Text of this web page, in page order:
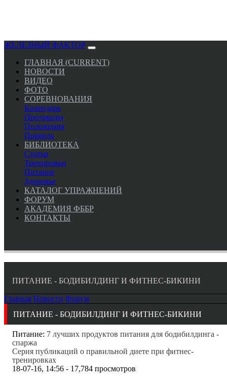
ЖЕЛЕЗНЫЙ ФАКТОР
ГЛАВНАЯ (CURRENT)
НОВОСТИ
ВИДЕО
ФОТО
СОРЕВНОВАНИЯ
Календарь
Протоколы
Положения
Правила
БИБЛИОТЕКА
Статьи
Тренировки
Питание
Здоровье
КАТАЛОГ УПРАЖНЕНИЙ
ФОРУМ
АКАДЕМИЯ ФББР
КОНТАКТЫ
ПИТАНИЕ - БОДИБИЛДИНГ И ФИТНЕС-БИКИНИ
Главная Новости Форум
ПИТАНИЕ - БОДИБИЛДИНГ И ФИТНЕС-БИКИНИ
Питание: 7 лучших продуктов питания для бодибилдинга -
спаржа
Серия публикаций о правильной диете при фитнес-
тренировках
18-07-16, 14:56 - 17,784 просмотров